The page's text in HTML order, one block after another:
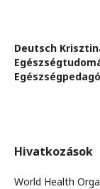
Deutsch
Hivatkozások
World Health